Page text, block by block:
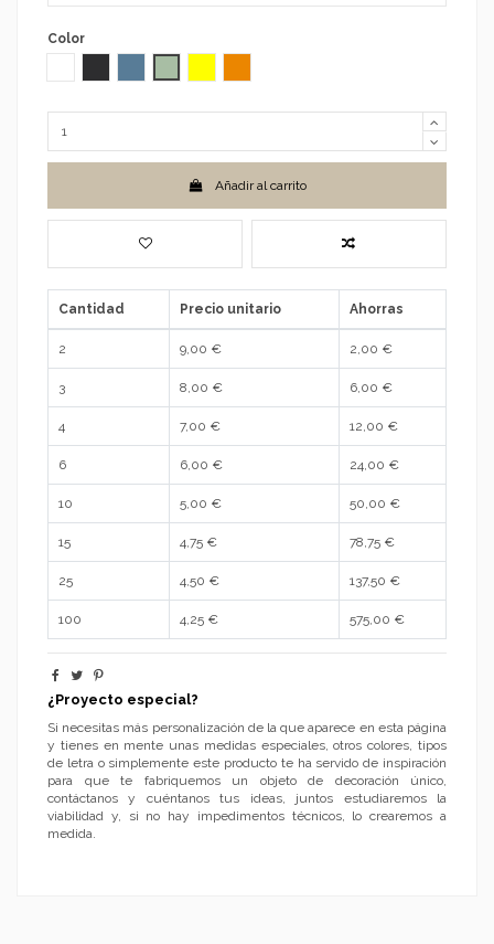
Color
Añadir al carrito
Cantidad Precio unitario Ahorras
2 9,00 € 2,00 €
3 8,00 € 6,00 €
4 7,00 € 12,00 €
6 6,00 € 24,00 €
10 5,00 € 50,00 €
15 4,75 € 78,75 €
25 4,50 € 137,50 €
100 4,25 € 575,00 €
¿Proyecto especial?
Si necesitas más personalización de la que aparece en esta página
y tienes en mente unas medidas especiales, otros colores, tipos
de letra o simplemente este producto te ha servido de inspiración
para que te fabriquemos un objeto de decoración único,
contáctanos y cuéntanos tus ideas, juntos estudiaremos la
viabilidad y, si no hay impedimentos técnicos, lo crearemos a
medida.